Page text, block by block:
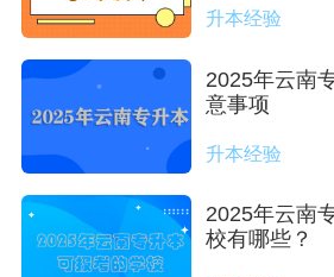
升本经验
2025年云南
意事项
升本经验
2025年云南
校有哪些？